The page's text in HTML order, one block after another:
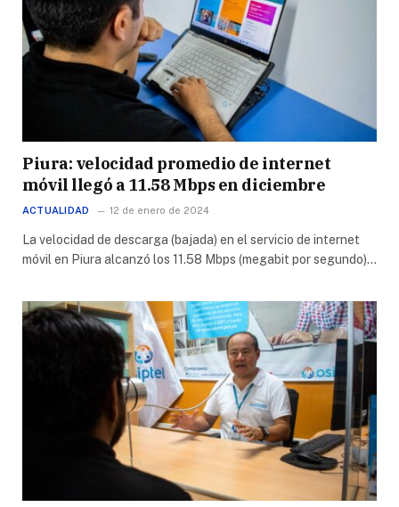
Piura: velocidad promedio de internet
móvil llegó a 11.58 Mbps en diciembre
ACTUALIDAD 12 de enero de 2024
La velocidad de descarga (bajada) en el servicio de internet
móvil en Piura alcanzó los 11.58 Mbps (megabit por segundo)…